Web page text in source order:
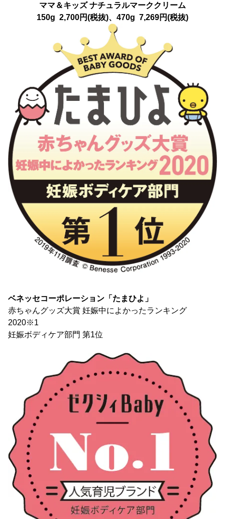
ママ＆キッズ ナチュラルマーククリーム
150g 2,700円(税抜)、470g 7,269円(税抜)
ベネッセコーポレーション「たまひよ」
赤ちゃんグッズ大賞 妊娠中によかったランキング
2020※1
妊娠ボディケア部門 第1位